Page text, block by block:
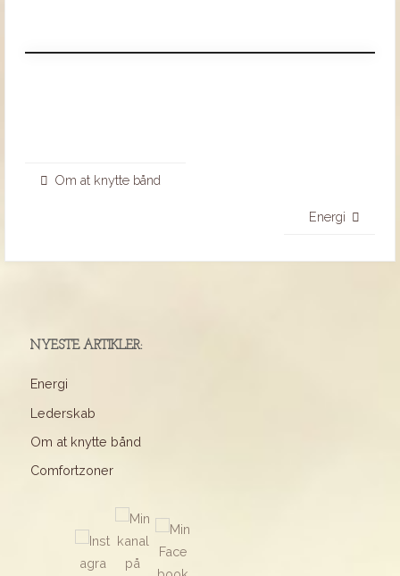
Om at knytte bånd
Energi
NYESTE ARTIKLER:
Energi
Lederskab
Om at knytte bånd
Comfortzoner